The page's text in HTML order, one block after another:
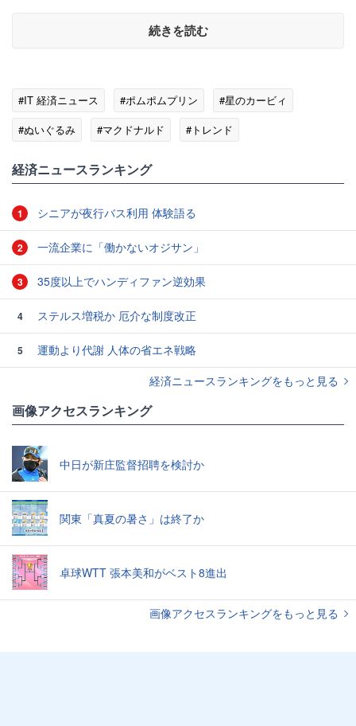
続きを読む
#IT 経済ニュース #ポムポムプリン
#星のカービィ
#ぬいぐるみ
#マクドナルド #トレンド
経済ニュースランキング
1 シニアが夜行バス利用 体験語る
2 一流企業に「働かないオジサン」
3 35度以上でハンディファン逆効果
4 ステルス増税か 厄介な制度改正
5
運動より代謝 人体の省エネ戦略
経済ニュースランキングをもっと見る
画像アクセスランキング
中日が新庄監督招聘を検討か
関東「真夏の暑さ」は終了か
卓球WTT 張本美和がベスト8進出
画像アクセスランキングをもっと見る